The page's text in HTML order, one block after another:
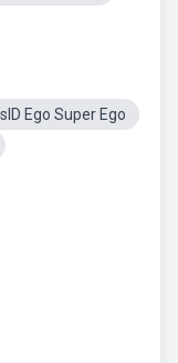
Ego Super Ego